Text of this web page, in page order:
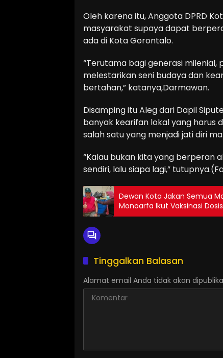
Oleh karena itu, Anggota DPRD
masyarakat supaya dapat
ada di Kota Gorontalo.
“Terutama bagi generasi
melestarikan seni budaya dan
bertahan,” katanya,Darmawan.
Disamping itu Aleg dari Dapil
banyak kearifan lokal yang harus
salah satu yang menjadi jati diri
“Kalau bukan kita yang berperan
sendiri, lalu siapa lagi,”
Dewan Kota Jakan Semua
Monoarfa Ikut Vaksinasi Dosis
Tinggalkan Balasan
Alamat email Anda tidak akan